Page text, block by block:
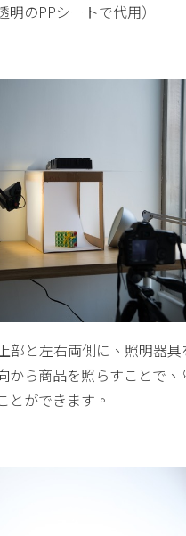
のPPシートで代用）
部と左右両側に、照明器具
から商品を照らすことで、
とができます。